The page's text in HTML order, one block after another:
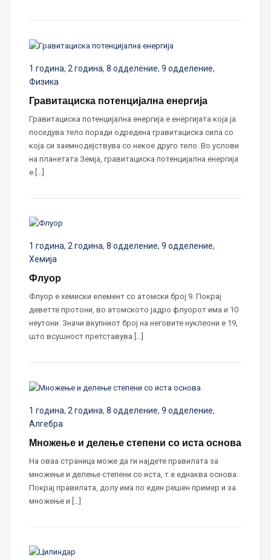
1 година, 2 година, 8 одделение, 9 одделение,
Физика
Гравитациска потенцијална енергија
Гравитациска потенцијална енергија е енергијата која ја
поседува тело поради одредена гравитациска сила со
која си заемнодејствува со некое друго тело. Во услови
на планетата Земја, гравитациска потенцијална енергија
е […]
1 година, 2 година, 8 одделение, 9 одделение,
Хемија
Флуор
Флуор е хемиски елемент со атомски број 9. Покрај
деветте протони, во атомското јадро флуорот има и 10
неутони. Значи вкупниот број на неговите нуклеони е 19,
што всушност претставува […]
1 година, 2 година, 8 одделение, 9 одделение,
Алгебра
Множење и делење степени со иста основа
На оваа страница може да ги најдете правилата за
множење и делење степени со иста, т.е еднаква основа.
Покрај правилата, долу има по еден решен пример и за
множење и […]